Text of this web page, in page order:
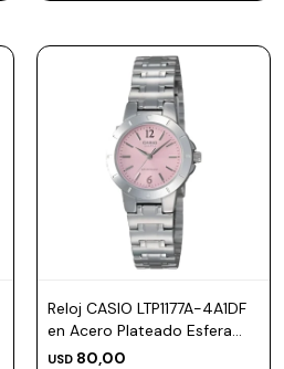
Reloj CASIO LTP1177A-4A1DF
en Acero Plateado Esfera
25mm
USD 80,00